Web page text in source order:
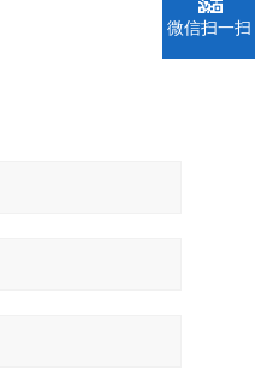
微信扫一扫